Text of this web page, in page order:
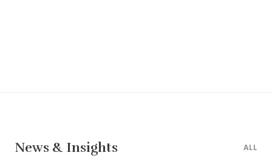
News & Insights ALL